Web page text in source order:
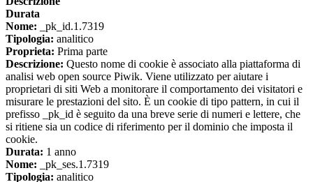
Durata
Nome: _pk_id.1.7319
Tipologia: analitico
Proprieta: Prima parte
Descrizione: Questo nome di cookie è associato alla piattaforma di
analisi web open source Piwik. Viene utilizzato per aiutare i
proprietari di siti Web a monitorare il comportamento dei visitatori e
misurare le prestazioni del sito. È un cookie di tipo pattern, in cui il
prefisso _pk_id è seguito da una breve serie di numeri e lettere, che
si ritiene sia un codice di riferimento per il dominio che imposta il
cookie.
Durata: 1 anno
Nome: _pk_ses.1.7319
Tipologia: analitico